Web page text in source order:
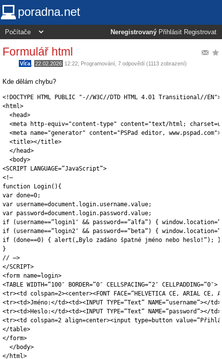
poradna.net
Neregistrovaný Přihlásit Registrovat
Formulář html
Víťa 22.02.2026 12:22 Programování , 7 odpovědí (1113 zobrazení)
Kde dělám chybu?
<!DOCTYPE HTML PUBLIC "-//W3C//DTD HTML 4.01 Transitional//EN">
<html>
  <head>
<meta http-equiv="content-type" content="text/html;
  <meta name="generator" content="PSPad editor, www.pspad.com">
  <title></title>
  </head>
  <body>
<SCRIPT LANGUAGE=“JavaScript“>
<!–
function Login(){
var done=0;
var username=document.login.username.value;
var password=document.login.password.value;
if (username==“login1″ && password==“alfa“) {
if (username==“login2″ && password==“beta“) {
if (done==0) { alert(„Bylo zadáno špatné jméno nebo heslo!“); }
}
// –>
</SCRIPT>
<form name=login>
<TABLE WIDTH=“100″ BORDER=“0″ CELLSPACING=“2″ CELLPADDING=“0″>
<tr><td colspan=2><center><FONT FACE=“HELVETICA CE, ARIAL
<tr><td>Jméno:</td><td><INPUT TYPE=“Text“ NAME=“username“></
<tr><td>Heslo:</td><td><INPUT TYPE=“Text“ NAME=“password“></
<tr><td colspan=2 align=center><input type=button
</table>
</form>
  </body>